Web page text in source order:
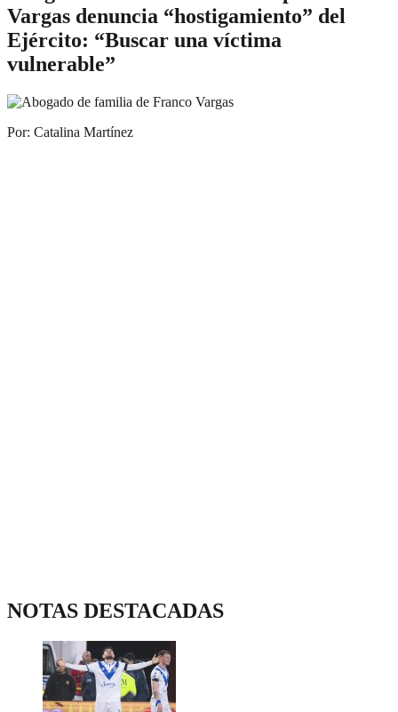
Vargas denuncia “hostigamiento” del
Ejército: “Buscar una víctima
vulnerable”
Por: Catalina Martínez
NOTAS DESTACADAS